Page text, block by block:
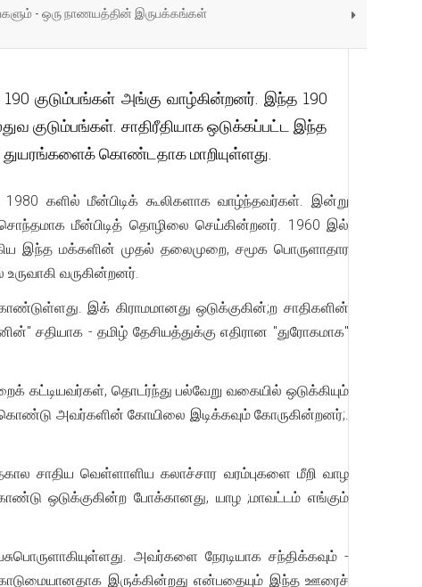
- ஒரு நாணயத்தின் இருபக்கங்கள்
குடும்பங்கள் அங்கு வாழ்கின்றனர். இந்த 190
குடும்பங்கள். சாதிரீதியாக ஒடுக்கப்பட்ட இந்த
கொண்டதாக மாறியுள்ளது.
களில் மீன்பிடிக் கூலிகளாக வாழ்ந்தவர்கள். இன்று
மீன்பிடித் தொழிலை செய்கின்றனர். 1960 இல்
இந்த மக்களின் முதல் தலைமுறை, சமூக பொருளாதார
வருகின்றனர்.
இக் கிராமமானது ஒடுக்குகின்;ற சாதிகளின்
சதியாக - தமிழ் தேசியத்துக்கு எதிரான "துரோகமாக"
கட்டியவர்கள், தொடர்ந்து பல்வேறு வகையில் ஒடுக்கியும்
கொண்டு அவர்களின் கோயிலை இடிக்கவும் கோருகின்றனர்;.
சாதிய வெள்ளாளிய கலாச்சார வரம்புகளை மீறி வாழ
ஒடுக்குகின்ற போக்கானது, யாழ ;மாவட்டம் எங்கும்
அவர்களை நேரடியாக சந்திக்கவும் -
கொடுமையானதாக இருக்கின்றது என்பதையும் இந்த ஊரைச்